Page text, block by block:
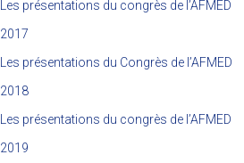
Les présentations du congrès de l’AFMED
2017
Les présentations du Congrès de l’AFMED
2018
Les présentations du congrès de l’AFMED
2019